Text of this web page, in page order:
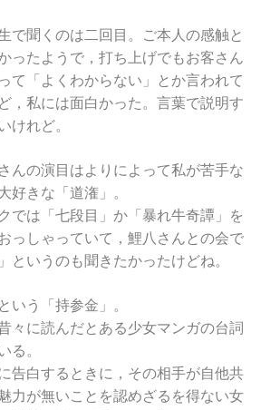
で聞くのは二回目。ご本人の感触と
ったようで，打ち上げでもお客さん
て「よくわからない」とか言われて
，私には面白かった。言葉で説明す
けれど。
んの演目はよりによって私が苦手な
好きな「道潅」。
では「七段目」か「暴れ牛奇譚」を
っしゃっていて，鯉八さんとの会で
というのも聞きたかったけどね。
いう「持参金」。
々に読んだとある少女マンガの台詞
る。
告白するときに，その相手が自他共
力が無いことを認めざるを得ない女